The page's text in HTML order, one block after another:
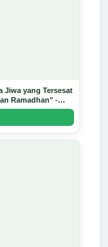
Jiwa yang Tersesat
Ramadhan" -